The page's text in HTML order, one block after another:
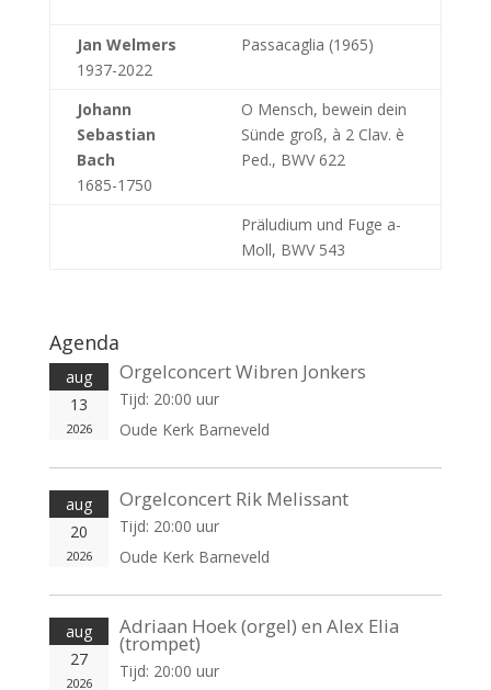
Jan Welmers
1937-2022
Passacaglia (1965)
Johann
Sebastian
Bach
1685-1750
O Mensch, bewein dein
Sünde groß, à 2 Clav. è
Ped., BWV 622
Präludium und Fuge a-
Moll, BWV 543
Agenda
aug
13
2026
Orgelconcert Wibren Jonkers
Tijd: 20:00 uur
Oude Kerk Barneveld
aug
20
2026
Orgelconcert Rik Melissant
Tijd: 20:00 uur
Oude Kerk Barneveld
aug
27
2026
Adriaan Hoek (orgel) en Alex Elia
(trompet)
Tijd: 20:00 uur